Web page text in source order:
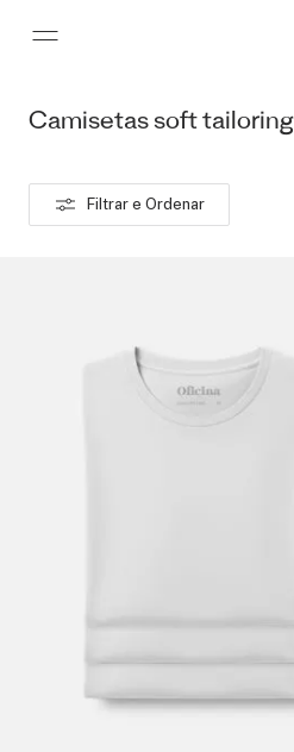
Pular para o conteúdo principal
Camisetas soft tailoring
Filtrar e Ordenar